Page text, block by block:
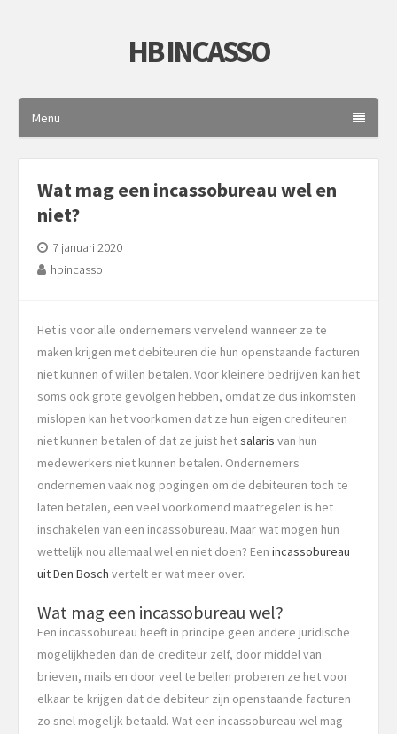
HB INCASSO
Menu
Wat mag een incassobureau wel en
niet?
7 januari 2020
hbincasso
Het is voor alle ondernemers vervelend wanneer ze te
maken krijgen met debiteuren die hun openstaande facturen
niet kunnen of willen betalen. Voor kleinere bedrijven kan het
soms ook grote gevolgen hebben, omdat ze dus inkomsten
mislopen kan het voorkomen dat ze hun eigen crediteuren
niet kunnen betalen of dat ze juist hetsalaris van hun
medewerkers niet kunnen betalen. Ondernemers
ondernemen vaak nog pogingen om de debiteuren toch te
laten betalen, een veel voorkomend maatregelen is het
inschakelen van een incassobureau. Maar wat mogen hun
wettelijk nou allemaal wel en niet doen? Een incassobureau
uit Den Bosch vertelt er wat meer over.
Wat mag een incassobureau wel?
Een incassobureau heeft in principe geen andere juridische
mogelijkheden dan de crediteur zelf, door middel van
brieven, mails en door veel te bellen proberen ze het voor
elkaar te krijgen dat de debiteur zijn openstaande facturen
zo snel mogelijk betaald. Wat een incassobureau wel mag